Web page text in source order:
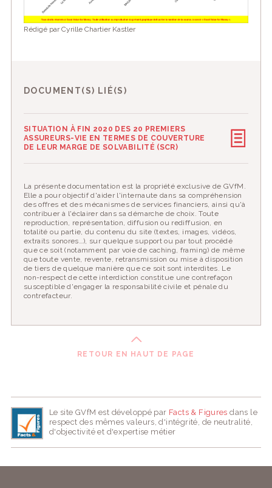
Rédigé par Cyrille Chartier Kastler
DOCUMENT(S) LIÉ(S)
SITUATION À FIN 2020 DES 20 PREMIERS
ASSUREURS-VIE EN TERMES DE COUVERTURE
DE LEUR MARGE DE SOLVABILITÉ (SCR)
La présente documentation est la propriété exclusive de GVfM.
Elle a pour objectif d'aider l'internaute dans sa compréhension
des offres et des mécanismes de services financiers, ainsi qu'à
contribuer à l'éclairer dans sa démarche de choix. Toute
reproduction, représentation, diffusion ou rediffusion, en
totalité ou partie, du contenu du site (textes, images, vidéos,
extraits sonores…), sur quelque support ou par tout procédé
que ce soit (notamment par voie de caching, framing) de même
que toute vente, revente, retransmission ou mise à disposition
de tiers de quelque manière que ce soit sont interdites. Le
non-respect de cette interdiction constitue une contrefaçon
susceptible d'engager la responsabilité civile et pénale du
contrefacteur.
RETOUR EN HAUT DE PAGE
Le site GVfM est développé par Facts & Figures dans le
respect des mêmes valeurs, d'intégrité, de neutralité,
d'objectivité et d'expertise métier